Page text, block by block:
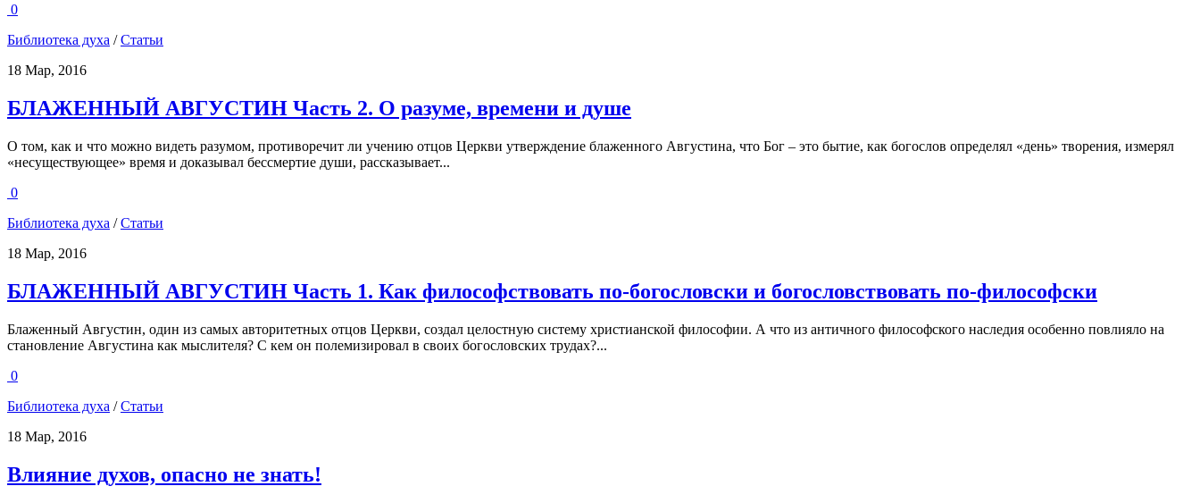
0
Библиотека духа /Статьи
18 Мар, 2016
БЛАЖЕННЫЙ АВГУСТИН Часть 2. О разуме, времени и душе
О том, как и что можно видеть разумом, противоречит ли учению отцов Церкви утверждение блаженного Августина, что Бог – это бытие, как богослов определял «день» творения, измерял
«несуществующее» время и доказывал бессмертие души, рассказывает...
0
Библиотека духа /Статьи
18 Мар, 2016
БЛАЖЕННЫЙ АВГУСТИН Часть 1. Как философствовать по-богословски и богословствовать по-философски
Блаженный Августин, один из самых авторитетных отцов Церкви, создал целостную систему христианской философии. А что из античного философского наследия особенно повлияло на
становление Августина как мыслителя? С кем он полемизировал в своих богословских трудах?...
0
Библиотека духа /Статьи
18 Мар, 2016
Влияние духов, опасно не знать!